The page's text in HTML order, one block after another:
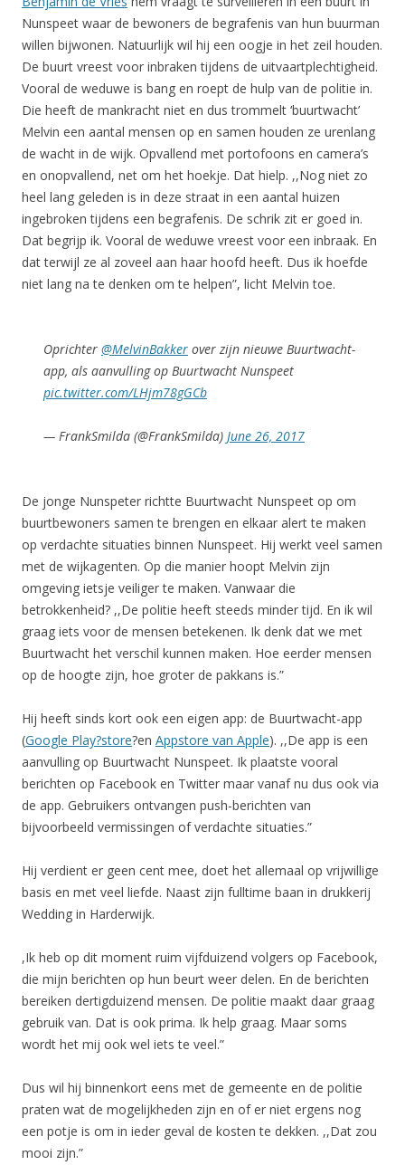
Nunspeet waar de bewoners de begrafenis van hun buurman
willen bijwonen. Natuurlijk wil hij een oogje in het zeil houden.
De buurt vreest voor inbraken tijdens de uitvaartplechtigheid.
Vooral de weduwe is bang en roept de hulp van de politie in.
Die heeft de mankracht niet en dus trommelt ‘buurtwacht’
Melvin een aantal mensen op en samen houden ze urenlang
de wacht in de wijk. Opvallend met portofoons en camera’s
en onopvallend, net om het hoekje. Dat hielp. ,,Nog niet zo
heel lang geleden is in deze straat in een aantal huizen
ingebroken tijdens een begrafenis. De schrik zit er goed in.
Dat begrijp ik. Vooral de weduwe vreest voor een inbraak. En
dat terwijl ze al zoveel aan haar hoofd heeft. Dus ik hoefde
niet lang na te denken om te helpen”, licht Melvin toe.
Oprichter @MelvinBakker over zijn nieuwe Buurtwacht-
app, als aanvulling op Buurtwacht Nunspeet
pic.twitter.com/LHjm78gGCb
— FrankSmilda (@FrankSmilda) June 26, 2017
De jonge Nunspeter richtte Buurtwacht Nunspeet op om
buurtbewoners samen te brengen en elkaar alert te maken
op verdachte situaties binnen Nunspeet. Hij werkt veel samen
met de wijkagenten. Op die manier hoopt Melvin zijn
omgeving ietsje veiliger te maken. Vanwaar die
betrokkenheid? ,,De politie heeft steeds minder tijd. En ik wil
graag iets voor de mensen betekenen. Ik denk dat we met
Buurtwacht het verschil kunnen maken. Hoe eerder mensen
op de hoogte zijn, hoe groter de pakkans is.”
Hij heeft sinds kort ook een eigen app: de Buurtwacht-app
(Google Play?store?en Appstore van Apple). ,,De app is een
aanvulling op Buurtwacht Nunspeet. Ik plaatste vooral
berichten op Facebook en Twitter maar vanaf nu dus ook via
de app. Gebruikers ontvangen push-berichten van
bijvoorbeeld vermissingen of verdachte situaties.”
Hij verdient er geen cent mee, doet het allemaal op vrijwillige
basis en met veel liefde. Naast zijn fulltime baan in drukkerij
Wedding in Harderwijk.
,Ik heb op dit moment ruim vijfduizend volgers op Facebook,
die mijn berichten op hun beurt weer delen. En de berichten
bereiken dertigduizend mensen. De politie maakt daar graag
gebruik van. Dat is ook prima. Ik help graag. Maar soms
wordt het mij ook wel iets te veel.”
Dus wil hij binnenkort eens met de gemeente en de politie
praten wat de mogelijkheden zijn en of er niet ergens nog
een potje is om in ieder geval de kosten te dekken. ,,Dat zou
mooi zijn.”